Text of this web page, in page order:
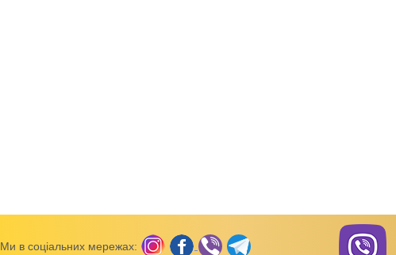
Ми в соціальних мережах: